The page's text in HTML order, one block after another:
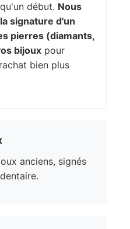
début. Nous
signature d'un
pierres (diamants,
bijoux pour
bien plus
anciens, signés